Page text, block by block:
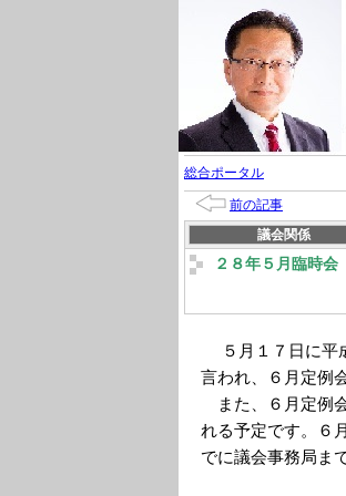
総合ポータル
前の記事
議会関係
２８年５月臨時会
５月１７日に平
言われ、６月定例
また、６月定例
れる予定です。６
でに議会事務局ま